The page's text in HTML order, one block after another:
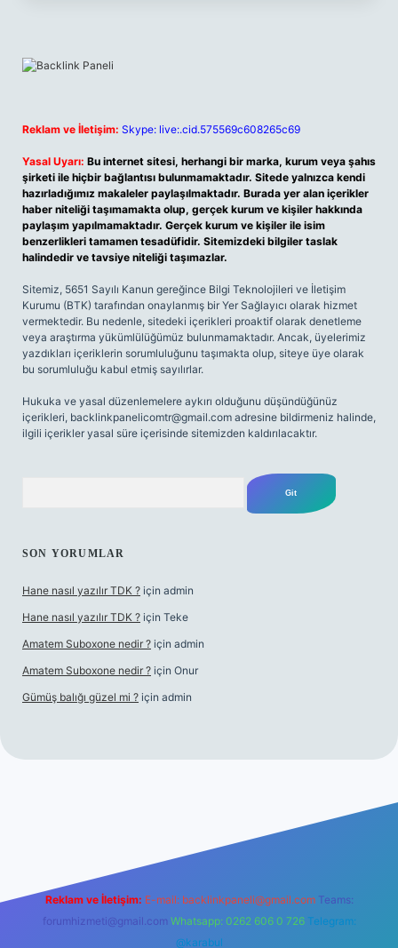
Reklam ve İletişim: Skype: live:.cid.575569c608265c69
Yasal Uyarı: Bu internet sitesi, herhangi bir marka, kurum veya şahıs
şirketi ile hiçbir bağlantısı bulunmamaktadır. Sitede yalnızca kendi
hazırladığımız makaleler paylaşılmaktadır. Burada yer alan içerikler
haber niteliği taşımamakta olup, gerçek kurum ve kişiler hakkında
paylaşım yapılmamaktadır. Gerçek kurum ve kişiler ile isim
benzerlikleri tamamen tesadüfidir. Sitemizdeki bilgiler taslak
halindedir ve tavsiye niteliği taşımazlar.
Sitemiz, 5651 Sayılı Kanun gereğince Bilgi Teknolojileri ve İletişim
Kurumu (BTK) tarafından onaylanmış bir Yer Sağlayıcı olarak hizmet
vermektedir. Bu nedenle, sitedeki içerikleri proaktif olarak denetleme
veya araştırma yükümlülüğümüz bulunmamaktadır. Ancak, üyelerimiz
yazdıkları içeriklerin sorumluluğunu taşımakta olup, siteye üye olarak
bu sorumluluğu kabul etmiş sayılırlar.
Hukuka ve yasal düzenlemelere aykırı olduğunu düşündüğünüz
içerikleri, backlinkpanelicomtr@gmail.com adresine bildirmeniz halinde,
ilgili içerikler yasal süre içerisinde sitemizden kaldırılacaktır.
SON YORUMLAR
Hane nasıl yazılır TDK ? için admin
Hane nasıl yazılır TDK ? için Teke
Amatem Suboxone nedir ? için admin
Amatem Suboxone nedir ? için Onur
Gümüş balığı güzel mi ? için admin
Reklam ve İletişim: E-mail: backlinkpaneli@gmail.com Teams:
forumhizmeti@gmail.com Whatsapp: 0262 606 0 726 Telegram:
@karabul